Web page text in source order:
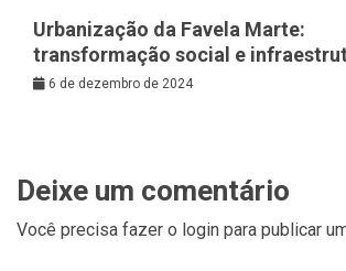
Urbanização da Favela Marte:
transformação social e
6 de dezembro de 2024
Deixe um comentário
Você precisa fazer o login para publicar